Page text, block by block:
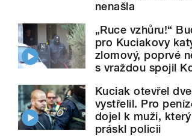
nenašla
„Ruce vzhůru!“
pro Kuciakovy
zlomový, poprvé
s vraždou spojil
Kuciak otevřel
vystřelil. Pro
dojel k muži,
práskl policii